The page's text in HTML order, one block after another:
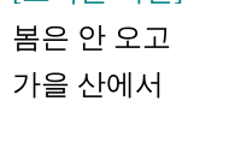
봄은 안 오고
가을 산에서